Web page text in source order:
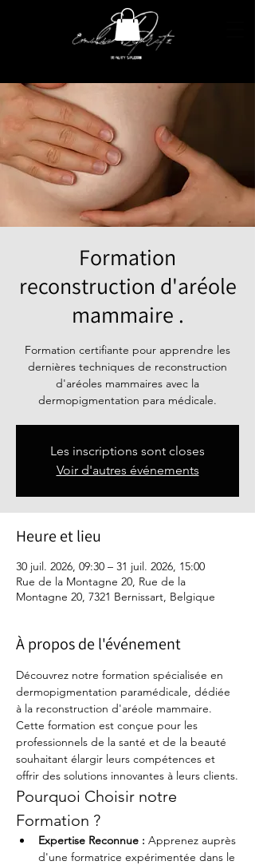
Formation
reconstruction d'aréole
mammaire .
Formation certifiante pour apprendre les
dernières techniques de reconstruction
d'aréoles mammaires avec la
dermopigmentation para médicale.
Les inscriptions sont closes
Voir d'autres événements
Heure et lieu
30 juil. 2026, 09:30 – 31 juil. 2026, 15:00
Rue de la Montagne 20, Rue de la
Montagne 20, 7321 Bernissart, Belgique
À propos de l'événement
Découvrez notre formation spécialisée en
dermopigmentation paramédicale, dédiée
à la reconstruction d'aréole mammaire.
Cette formation est conçue pour les
professionnels de la santé et de la beauté
souhaitant élargir leurs compétences et
offrir des solutions innovantes à leurs clients.
Pourquoi Choisir notre
Formation ?
Expertise Reconnue : Apprenez auprès
d'une formatrice expérimentée dans le